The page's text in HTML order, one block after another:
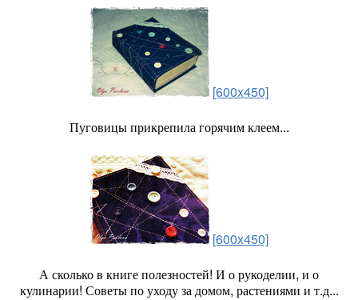
[600x450]
Пуговицы прикрепила горячим клеем...
[600x450]
А сколько в книге полезностей! И о рукоделии, и о
кулинарии! Советы по уходу за домом, растениями и т.д...